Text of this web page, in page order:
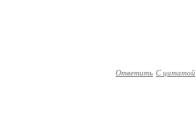
Ответить С цитатой